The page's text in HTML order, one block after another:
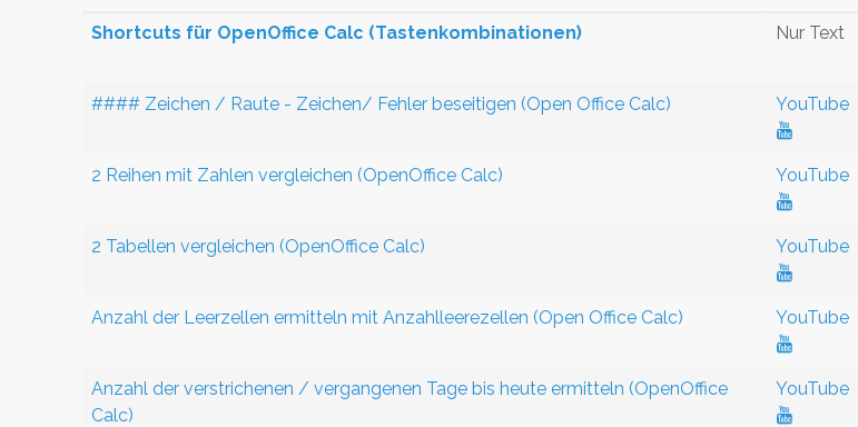
Shortcuts für OpenOffice Calc (Tastenkombinationen) Nur Text
#### Zeichen / Raute - Zeichen/ Fehler beseitigen (Open Office Calc) YouTube
2 Reihen mit Zahlen vergleichen (OpenOffice Calc) YouTube
2 Tabellen vergleichen (OpenOffice Calc) YouTube
Anzahl der Leerzellen ermitteln mit Anzahlleerezellen (Open Office Calc) YouTube
Anzahl der verstrichenen / vergangenen Tage bis heute ermitteln (OpenOffice
Calc)
YouTube